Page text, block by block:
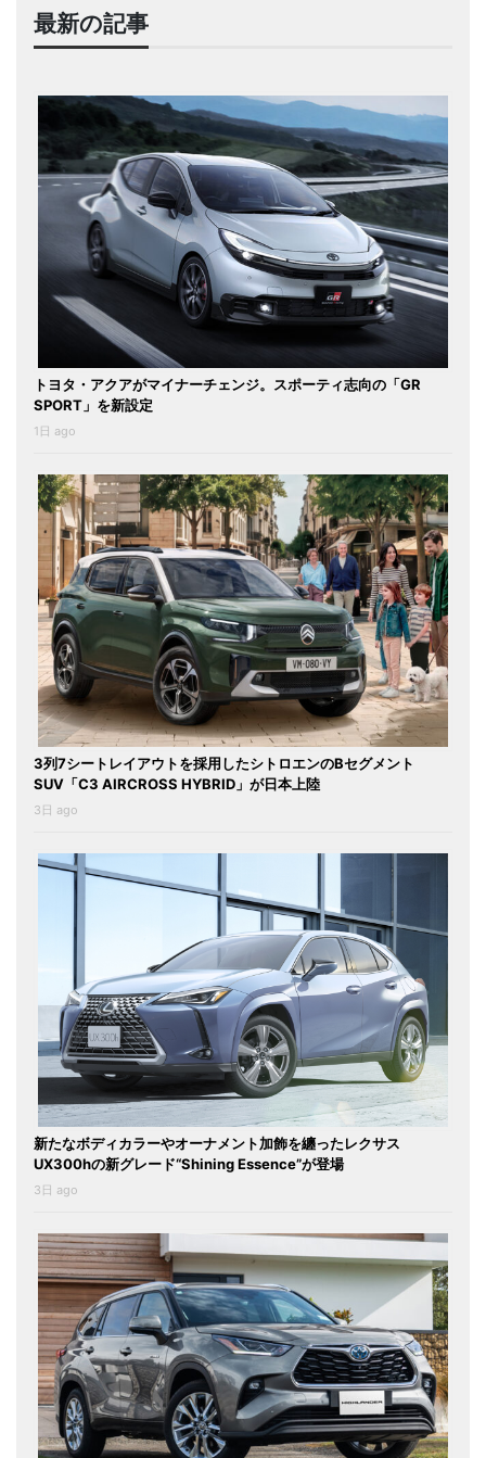
最新の記事
トヨタ・アクアがマイナーチェンジ。スポーティ志向の「GR
SPORT」を新設定
1日 ago
3列7シートレイアウトを採用したシトロエンのBセグメント
SUV「C3 AIRCROSS HYBRID」が日本上陸
3日 ago
新たなボディカラーやオーナメント加飾を纏ったレクサス
UX300hの新グレード“Shining Essence”が登場
3日 ago